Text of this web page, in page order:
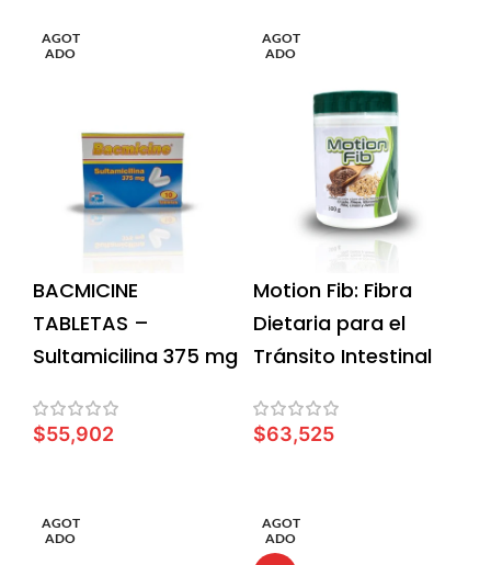
AGOT
ADO
BACMICINE
TABLETAS –
Sultamicilina 375 mg
$55,902
AGOT
ADO
Motion Fib: Fibra
Dietaria para el
Tránsito Intestinal
$63,525
AGOT
ADO
AGOT
ADO